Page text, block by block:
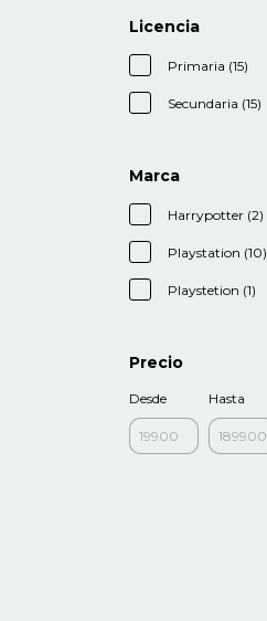
Licencia
Primaria (15)
Secundaria (15)
Marca
Harrypotter (2)
Playstation (10)
Playstetion (1)
Precio
Desde Hasta